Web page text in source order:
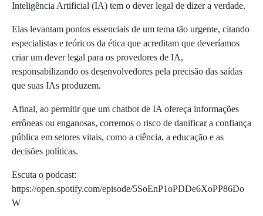
Inteligência Artificial (IA) tem o dever legal de dizer a verdade.
Elas levantam pontos essenciais de um tema tão urgente, citando
especialistas e teóricos da ética que acreditam que deveríamos
criar um dever legal para os provedores de IA,
responsabilizando os desenvolvedores pela precisão das saídas
que suas IAs produzem.
Afinal, ao permitir que um chatbot de IA ofereça informações
errôneas ou enganosas, corremos o risco de danificar a confiança
pública em setores vitais, como a ciência, a educação e as
decisões políticas.
Escuta o podcast:
https://open.spotify.com/episode/5SoEnP1oPDDe6XoPP86Do
W